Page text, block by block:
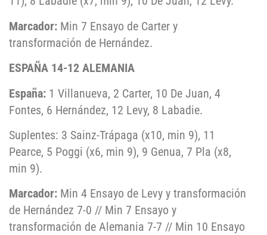
Marcador: Min 7 Ensayo de Carter y
transformación de Hernández.
ESPAÑA 14-12 ALEMANIA
España: 1 Villanueva, 2 Carter, 10 De Juan, 4
Fontes, 6 Hernández, 12 Levy, 8 Labadie.
Suplentes: 3 Sainz-Trápaga (x10, min 9), 11
Pearce, 5 Poggi (x6, min 9), 9 Genua, 7 Pla (x8,
min 9).
Marcador: Min 4 Ensayo de Levy y transformación
de Hernández 7-0 // Min 7 Ensayo y
transformación de Alemania 7-7 // Min 10 Ensayo